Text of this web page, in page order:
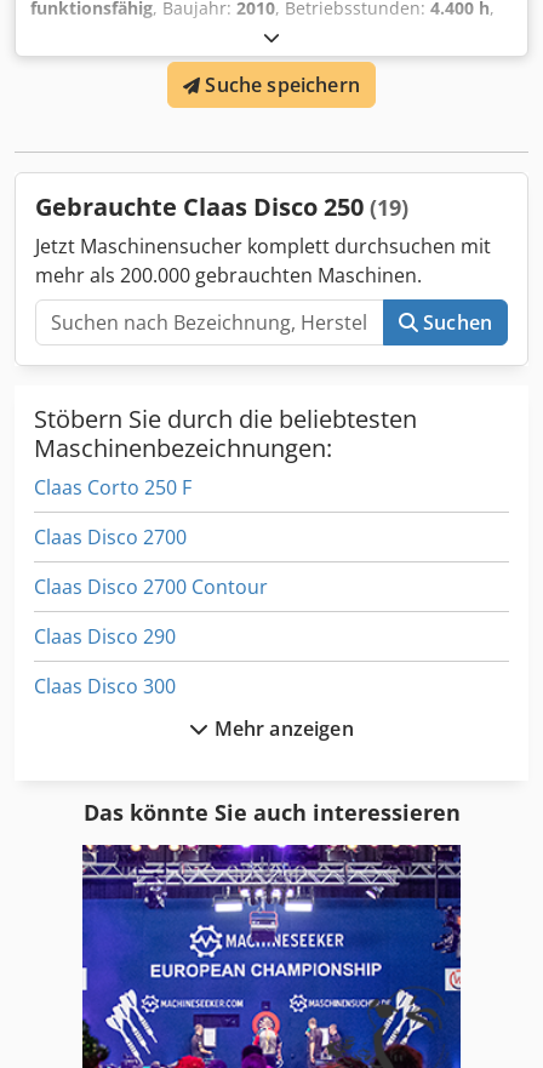
Sonstiges Standard-Zündschlüssel ⸻ Technische
Daten und Wartung Länge: 7.593 mm Höhe: 3.791 bis 3.941
mm Radstand: 3.600 mm
funktionsfähig, Baujahr: 2010, Betriebsstunden: 4.400 h,
55,16 kW (75,00 PS),
Maschinen-/Fahrzeugnummer:A2204DAA2203584,
Kabine, Hydraulischer Wendegetriebe, ohne
Klimaanlage, FL80 Lader Dkodpoy Eq Upefx Aphor
Suche speichern
Gebrauchte Claas Disco 250 (19)
Jetzt Maschinensucher komplett durchsuchen mit
mehr als 200.000 gebrauchten Maschinen.
Suchen
Stöbern Sie durch die beliebtesten
Maschinenbezeichnungen:
Claas Corto 250 F
Claas Disco 2700
Claas Disco 2700 Contour
Claas Disco 290
Claas Disco 300
Claas Disco 3050 Fc
Claas Disco 3100 Contour
Claas Disco 3100 F
Claas Disco 3100 Fc
Claas Disco 3200
Mehr anzeigen
Das könnte Sie auch interessieren